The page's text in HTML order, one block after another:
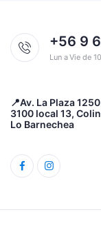
+56 9
Lun a Vie de
📍Av. La Plaza
3100 local 13,
Lo Barnechea